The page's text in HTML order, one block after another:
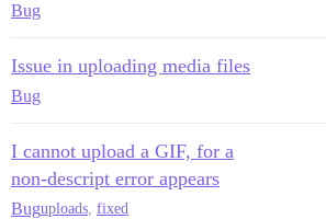
Bug
Issue in uploading media files
Bug
I cannot upload a GIF, for a
non-descript error appears
Buguploads, fixed